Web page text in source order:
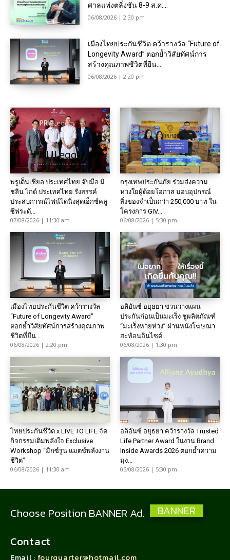
ศาลแพ่งตลิ่งชัน 8-9 ส.ค....
06/08/2026 | 2:30 pm
เมืองไทยประกันชีวิต คว้ารางวัล “Future of
Longevity Award” ตอกย้ำวิสัยทัศน์การ
สร้างคุณภาพชีวิตที่ยืน...
06/08/2026 | 2:20 pm
พรูเด็นเชียล ประเทศไทย จับมือ มิ
ชลิน ไกด์ ประเทศไทย รังสรรค์
ประสบการณ์ไฟน์ไดนิ่งสุดเอ็กซ์คลู
ซีฟระดั...
07/08/2026 | 11:30 am
กรุงเทพประกันภัย ร่วมส่งความ
ห่วงใยผู้ด้อยโอกาส มอบอุปกรณ์
สิ่งของจำเป็นกว่า 250,000 บาท ใน
โครงการ GIV...
06/08/2026 | 5:30 pm
เมืองไทยประกันชีวิต คว้ารางวัล
“Future of Longevity Award”
ตอกย้ำวิสัยทัศน์การสร้างคุณภาพ
ชีวิตที่ยืน...
06/08/2026 | 2:20 pm
อลิอันซ์ อยุธยา ชวนวางแผน
ประกันก่อนเป็นมะเร็ง ชูผลิตภัณฑ์
“มะเร็งหายห่วง” ผ่านหนังโฆษณา
สะท้อนอินไซต์...
06/08/2026 | 1:30 pm
ไทยประกันชีวิต x LIVE TO LIFE จัด
กิจกรรมเติมพลังใจ Exclusive
Workshop “มิกซ์รูน แมตช์พลังงาน
ชีวิต”
06/08/2026 | 11:30 am
อลิอันซ์ อยุธยา คว้ารางวัล Trusted
Life Partner Award ในงาน Brand
Inside Awards 2026 ตอกย้ำความ
มุ่ง...
05/08/2026 | 5:30 pm
Choose Position BANNER Ad. BANNER
Contact
Email : fourquarter@hotmail.com